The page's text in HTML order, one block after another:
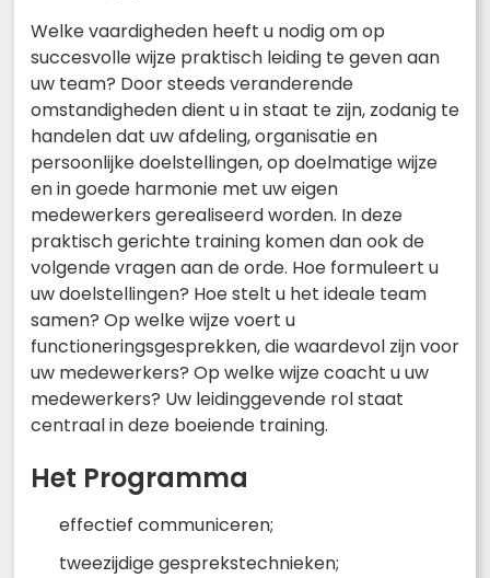
Welke vaardigheden heeft u nodig om op
succesvolle wijze praktisch leiding te geven aan
uw team? Door steeds veranderende
omstandigheden dient u in staat te zijn, zodanig te
handelen dat uw afdeling, organisatie en
persoonlijke doelstellingen, op doelmatige wijze
en in goede harmonie met uw eigen
medewerkers gerealiseerd worden. In deze
praktisch gerichte training komen dan ook de
volgende vragen aan de orde. Hoe formuleert u
uw doelstellingen? Hoe stelt u het ideale team
samen? Op welke wijze voert u
functioneringsgesprekken, die waardevol zijn voor
uw medewerkers? Op welke wijze coacht u uw
medewerkers? Uw leidinggevende rol staat
centraal in deze boeiende training.
Het Programma
effectief communiceren;
tweezijdige gesprekstechnieken;